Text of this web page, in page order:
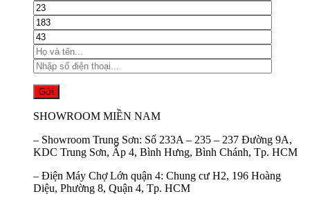
SHOWROOM MIỀN NAM
– Showroom Trung Sơn: Số 233A – 235 – 237 Đường 9A,
KDC Trung Sơn, Ấp 4, Bình Hưng, Bình Chánh, Tp. HCM
– Điện Máy Chợ Lớn quận 4: Chung cư H2, 196 Hoàng
Diệu, Phường 8, Quận 4, Tp. HCM